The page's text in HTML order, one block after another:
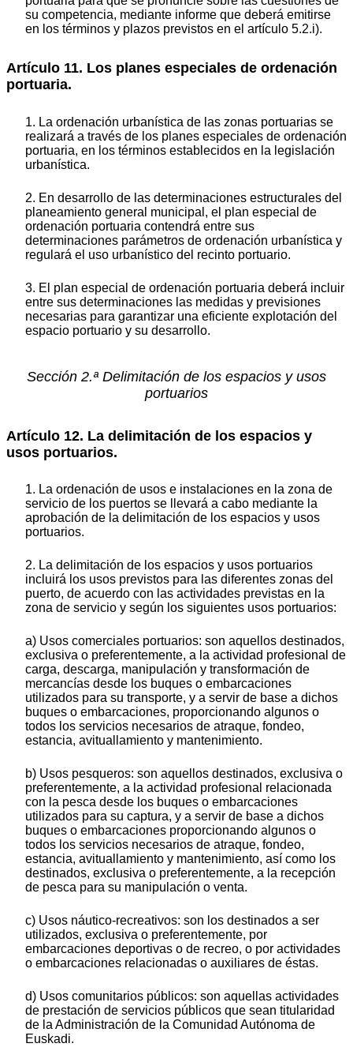
su competencia, mediante informe que deberá emitirse
en los términos y plazos previstos en el artículo 5.2.i).
Artículo 11. Los planes especiales de ordenación
portuaria.
1. La ordenación urbanística de las zonas portuarias se
realizará a través de los planes especiales de ordenación
portuaria, en los términos establecidos en la legislación
urbanística.
2. En desarrollo de las determinaciones estructurales del
planeamiento general municipal, el plan especial de
ordenación portuaria contendrá entre sus
determinaciones parámetros de ordenación urbanística y
regulará el uso urbanístico del recinto portuario.
3. El plan especial de ordenación portuaria deberá incluir
entre sus determinaciones las medidas y previsiones
necesarias para garantizar una eficiente explotación del
espacio portuario y su desarrollo.
Sección 2.ª Delimitación de los espacios y usos
portuarios
Artículo 12. La delimitación de los espacios y
usos portuarios.
1. La ordenación de usos e instalaciones en la zona de
servicio de los puertos se llevará a cabo mediante la
aprobación de la delimitación de los espacios y usos
portuarios.
2. La delimitación de los espacios y usos portuarios
incluirá los usos previstos para las diferentes zonas del
puerto, de acuerdo con las actividades previstas en la
zona de servicio y según los siguientes usos portuarios:
a) Usos comerciales portuarios: son aquellos destinados,
exclusiva o preferentemente, a la actividad profesional de
carga, descarga, manipulación y transformación de
mercancías desde los buques o embarcaciones
utilizados para su transporte, y a servir de base a dichos
buques o embarcaciones, proporcionando algunos o
todos los servicios necesarios de atraque, fondeo,
estancia, avituallamiento y mantenimiento.
b) Usos pesqueros: son aquellos destinados, exclusiva o
preferentemente, a la actividad profesional relacionada
con la pesca desde los buques o embarcaciones
utilizados para su captura, y a servir de base a dichos
buques o embarcaciones proporcionando algunos o
todos los servicios necesarios de atraque, fondeo,
estancia, avituallamiento y mantenimiento, así como los
destinados, exclusiva o preferentemente, a la recepción
de pesca para su manipulación o venta.
c) Usos náutico-recreativos: son los destinados a ser
utilizados, exclusiva o preferentemente, por
embarcaciones deportivas o de recreo, o por actividades
o embarcaciones relacionadas o auxiliares de éstas.
d) Usos comunitarios públicos: son aquellas actividades
de prestación de servicios públicos que sean titularidad
de la Administración de la Comunidad Autónoma de
Euskadi.